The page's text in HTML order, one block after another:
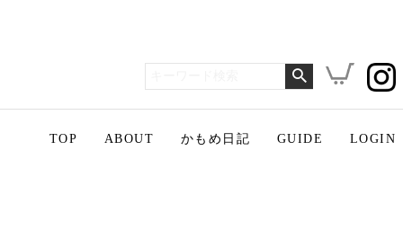
TOP ABOUT かもめ日記 GUIDE LOGIN